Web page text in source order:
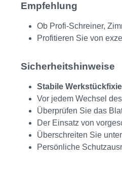
Empfehlung
Ob Profi-Schreiner,
Profitieren Sie von
Sicherheitshinweise
Stabile
Vor jedem Wechsel
Überprüfen Sie das
Der Einsatz von
Überschreiten Sie
Persönliche